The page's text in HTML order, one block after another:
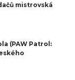
mistrovská
(PAW Patrol: